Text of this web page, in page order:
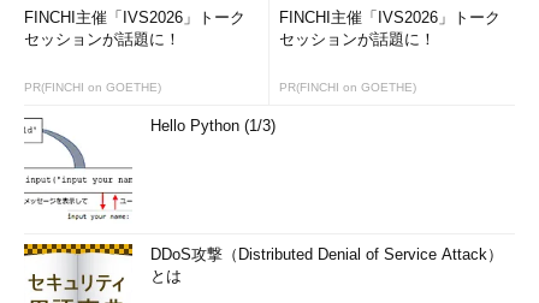
FINCHI主催「IVS2026」トーク
セッションが話題に！
PR(FINCHI on GOETHE)
FINCHI主催「IVS2026」トーク
セッションが話題に！
PR(FINCHI on GOETHE)
Hello Python (1/3)
DDoS攻撃（Distributed Denial of Service Attack）
とは